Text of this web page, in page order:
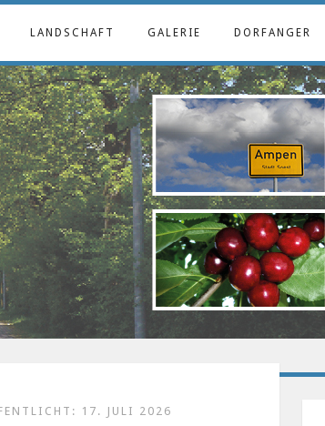
LANDSCHAFT GALERIE DORFANGER
17. JULI 2026